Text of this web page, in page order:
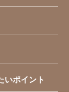
いポイント